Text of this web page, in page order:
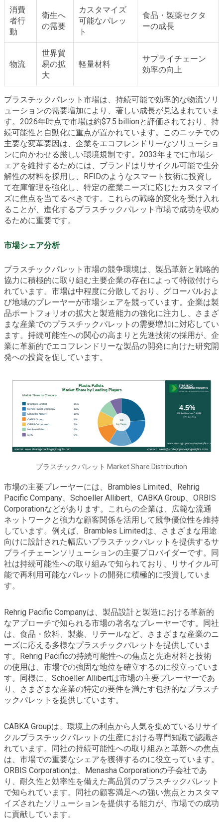
消費
者行
動
衛生へ
の需要
カスタマイズ
可能なパレッ
ト
食品・製薬セクタ
ーの成長
物流
世界貿
易の拡
大
軽量材料
サプライチェーン
効率の向上
プラスチックパレット市場は、持続可能で効率的な物流ソリ
ューションの需要増加により、著しい成長が見込まれていま
す。2026年時点で市場は約$7.5 billionと評価されており、持
続可能性と自動化に重点が置かれています。このニッチでの
主要な変革要因は、企業をエコフレンドリーなソリューショ
ンに向かわせる厳しい環境規制です。2033年までに市場シ
ェアを維持するためには、ブランドはリサイクル可能で生分
解性の材料を採用し、RFIDのようなスマート技術に投資し
て在庫管理を強化し、特定の産業ニーズに応じたカスタマイ
ズに焦点を当てるべきです。これらの戦略的変化を受け入れ
ることが、進化するプラスチックパレット市場で成功を収め
るために重要です。
市場シェア分析
プラスチックパレット市場の競争環境は、製品革新と戦略的
協力に積極的に取り組む主要企業の存在によって特徴付けら
れています。市場は中程度に分散しており、グローバルおよ
び地域のプレーヤーが市場シェアを競っています。企業は製
品ポートフォリオの拡大と製造能力の強化に注力し、さまざ
まな産業でのプラスチックパレットの需要増加に対応してい
ます。持続可能性への関心の高まりと先進技術の採用が、企
業に革新的でエコフレンドリーな製品の開発に向けた研究開
発への投資を促しています。
プラスチックパレット Market Share Distribution
市場の主要プレーヤーには、Brambles Limited、Rehrig
Pacific Company、Schoeller Allibert、CABKA Group、ORBIS
Corporationなどがあります。これらの企業は、広範な流通
ネットワークと強力な顧客関係を活用して競争優位性を維持
しています。例えば、Brambles Limitedは、さまざまな用途
向けに設計された幅広いプラスチックパレットを提供するサ
プライチェーンソリューションの主要プロバイダーです。同
社は持続可能性への取り組みで知られており、リサイクル可
能で再利用可能なパレットの開発に積極的に投資していま
す。
Rehrig Pacific Companyは、製品設計と製造における革新的
なアプローチで知られる市場の著名なプレーヤーです。同社
は、食品・飲料、製薬、リテールなど、さまざまな産業のニ
ーズに応える多様なプラスチックパレットを提供していま
す。Rehrig Pacificの持続可能性への焦点と先進材料と技術
の使用は、市場での強固な地位を確立するのに役立っていま
す。同様に、Schoeller Allibertは市場の主要プレーヤーであ
り、さまざまな産業の特定の要件を満たす包括的なプラスチ
ックパレットを提供しています。
CABKA Groupは、環境上の利点から人気を集めているリサイ
クルプラスチックパレットの生産における専門知識で認識さ
れています。同社の持続可能性への取り組みと革新への焦点
は、市場での重要なシェアを獲得するのに役立っています。
ORBIS Corporationは、Menasha Corporationの子会社であ
り、耐久性と効率性を備えた高品質のプラスチックパレット
で知られています。同社の顧客満足への強い焦点とカスタマ
イズされたソリューションを提供する能力が、市場での成功
に貢献しています。